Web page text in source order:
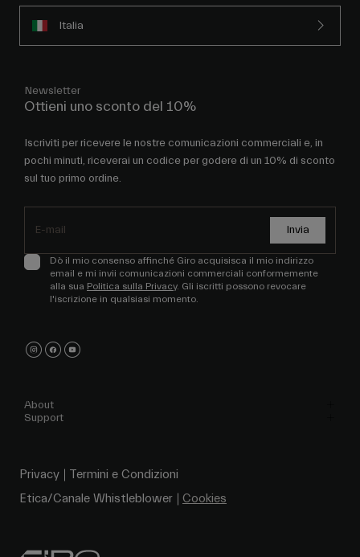
Italia
Newsletter
Ottieni uno sconto del 10%
Iscriviti per ricevere le nostre comunicazioni commerciali e, in
pochi minuti, riceverai un codice per godere di un 10% di sconto
sul tuo primo ordine.
Invia
Dò il mio consenso affinché Giro acquisisca il mio indirizzo
email e mi invii comunicazioni commerciali conformemente
alla sua Politica sulla Privacy. Gli iscritti possono revocare
l'iscrizione in qualsiasi momento.
About
Support
Privacy
Termini e Condizioni
Etica/Canale Whistleblower
Cookies